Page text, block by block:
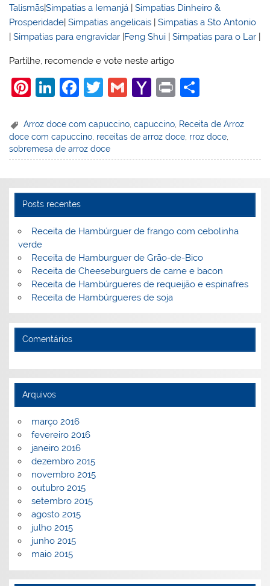
Talismãs|Simpatias a Iemanjá |Simpatias Dinheiro &
Prosperidade |Simpatias angelicais |Simpatias a Sto Antonio
|Simpatias para engravidar Feng Shui |Simpatias para o Lar
Partilhe, recomende e vote neste artigo
Pi
er
e
st
Li
k
e
dI
F
c
e
b
o
k
T
itt
er
G
ai
l
Y
h
o
o
l
Pr
t
ar
e
Arroz doce com capuccino ,capuccino Receita de Arroz
doce com capuccino, receitas de arroz doce, rroz doce,
sobremesa de arroz doce
Posts recentes
Receita de Hambúrguer de frango com cebolinha
verde
Receita de Hamburguer de Grão-de-Bico
Receita de Cheeseburguers de carne e bacon
Receita de Hambúrgueres de requeijão e espinafres
Receita de Hambúrgueres de soja
Comentários
Arquivos
março 2016
fevereiro 2016
janeiro 2016
dezembro 2015
novembro 2015
outubro 2015
setembro 2015
agosto 2015
julho 2015
junho 2015
maio 2015